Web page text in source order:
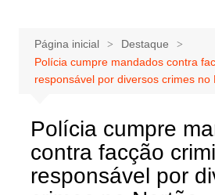
Página inicial
Destaque
Polícia cumpre mandados contra
responsável por diversos crimes no
Polícia cumpre
contra facção
responsável por